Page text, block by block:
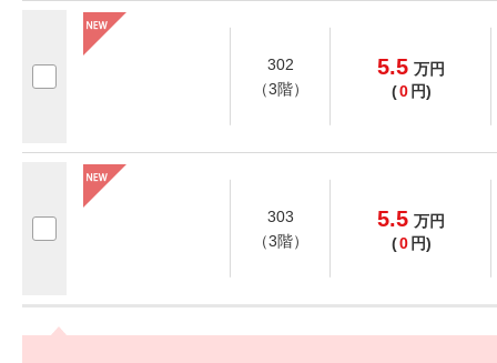
302
（3階）
5.5 万円
(0 円)
303
（3階）
5.5 万円
(0 円)